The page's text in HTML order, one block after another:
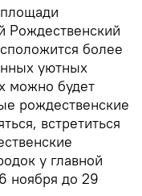
Рождественский
более
уютных
можно будет
рождественские
встретиться
у главной
ноября до 29